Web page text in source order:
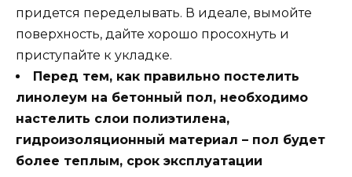
придется переделывать. В идеале, вымойте
поверхность, дайте хорошо просохнуть и
приступайте к укладке.
Перед тем, как правильно постелить
линолеум на бетонный пол, необходимо
настелить слои полиэтилена,
гидроизоляционный материал – пол будет
более теплым, срок эксплуатации